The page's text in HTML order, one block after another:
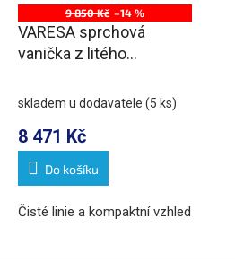
9 850 Kč –14 %
VARESA sprchová
vanička z litého
obdélník 90x80cm, bílá
skladem u dodavatele (5 ks)
8 471 Kč
Do košíku
Čisté linie a kompaktní vzhled